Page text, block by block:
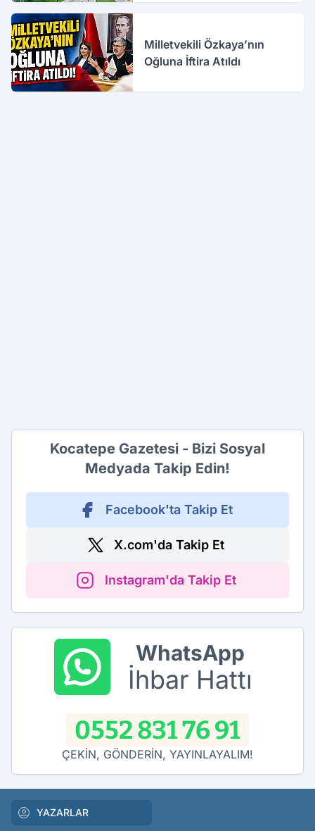
Milletvekili Özkaya’nın
Oğluna İftira Atıldı
Kocatepe Gazetesi - Bizi Sosyal
Medyada Takip Edin!
Facebook'ta Takip Et
X.com'da Takip Et
Instagram'da Takip Et
WhatsApp
İhbar Hattı
0552 831 76 91
ÇEKİN, GÖNDERİN, YAYINLAYALIM!
YAZARLAR